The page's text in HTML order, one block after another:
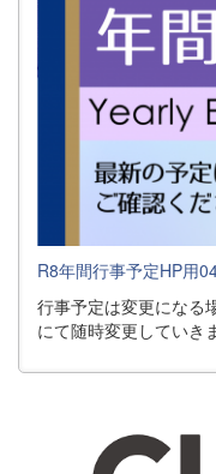
R8年間行事予定HP用
行事予定は変更になる
にて随時変更していき